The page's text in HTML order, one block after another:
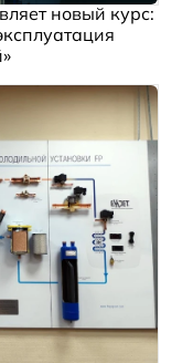
новый курс: